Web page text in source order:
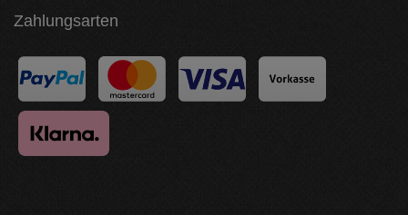
Zahlungsarten